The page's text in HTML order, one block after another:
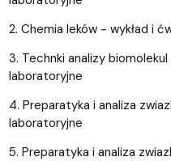
2. Chemia leków - wykład i
3. Technki analizy
laboratoryjne
4. Preparatyka i analiza
laboratoryjne
5. Preparatyka i analiza